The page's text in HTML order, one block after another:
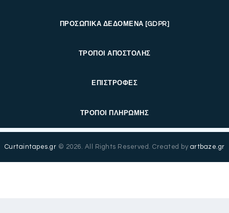
ΠΡΟΣΩΠΙΚΑ ΔΕΔΟΜΕΝΑ [GDPR]
ΤΡΟΠΟΙ ΑΠΟΣΤΟΛΗΣ
ΕΠΙΣΤΡΟΦΕΣ
ΤΡΟΠΟΙ ΠΛΗΡΩΜΗΣ
Curtaintapes.gr © 2026. All Rights Reserved. Created by artbaze.gr